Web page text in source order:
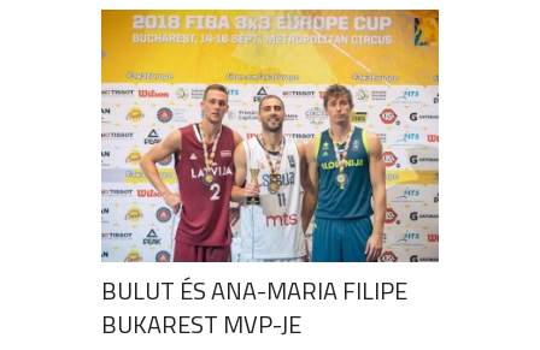
BULUT ÉS ANA-MARIA FILIPE
BUKAREST MVP-JE